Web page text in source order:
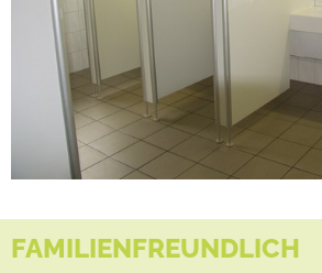
FAMILIENFREUNDLICH